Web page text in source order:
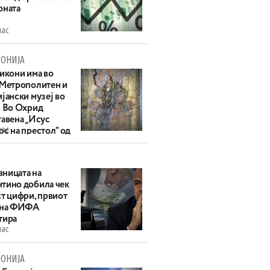
има во
и
музеј во
Во Охрид
„Исус
на престол“ од
на
добила чек
цифри, првиот
на ФИФА